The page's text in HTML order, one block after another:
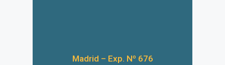
Madrid – Exp. Nº 676